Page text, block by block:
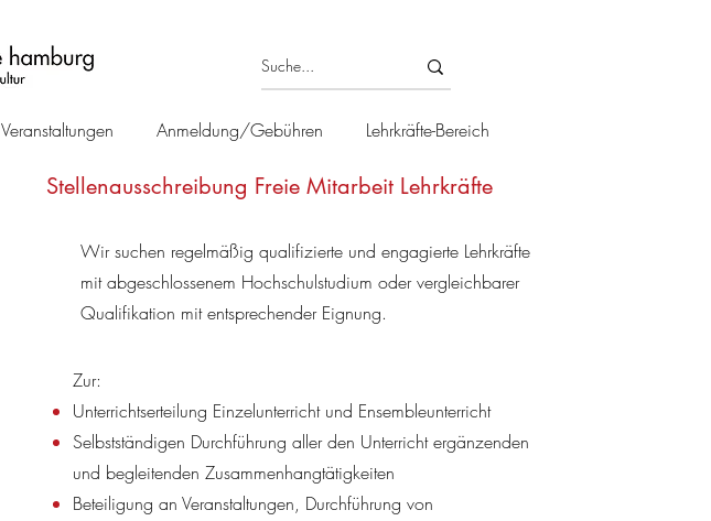
Veranstaltungen Anmeldung/Gebühren Lehrkräfte-Bereich
Wir suchen regelmäßig qualifizierte und engagierte Lehrkräfte
mitabgeschlossenem Hochschulstudium oder vergleichbarer
Qualifikation mit entsprechender Eignung.
​Zur:
Unterrichtserteilung Einzelunterricht und Ensembleunterricht
Selbstständigen Durchführung aller den Unterricht ergänzenden
und begleitenden Zusammenhangtätigkeiten
Beteiligung an Veranstaltungen, Durchführung von
Stellenausschreibung Freie Mitarbeit Lehrkräfte